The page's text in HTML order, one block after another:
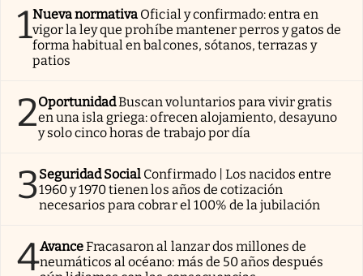
1Nueva normativa Oficial y confirmado: entra en
vigor la ley que prohíbe mantener perros y gatos de
forma habitual en balcones, sótanos, terrazas y
patios
2OportunidadBuscan voluntarios para vivir gratis
en una isla griega: ofrecen alojamiento, desayuno
y solo cinco horas de trabajo por día
3Seguridad Social Confirmado | Los nacidos entre
1960 y 1970 tienen los años de cotización
necesarios para cobrar el 100% de la jubilación
4AvanceFracasaron al lanzar dos millones de
neumáticos al océano: más de 50 años después